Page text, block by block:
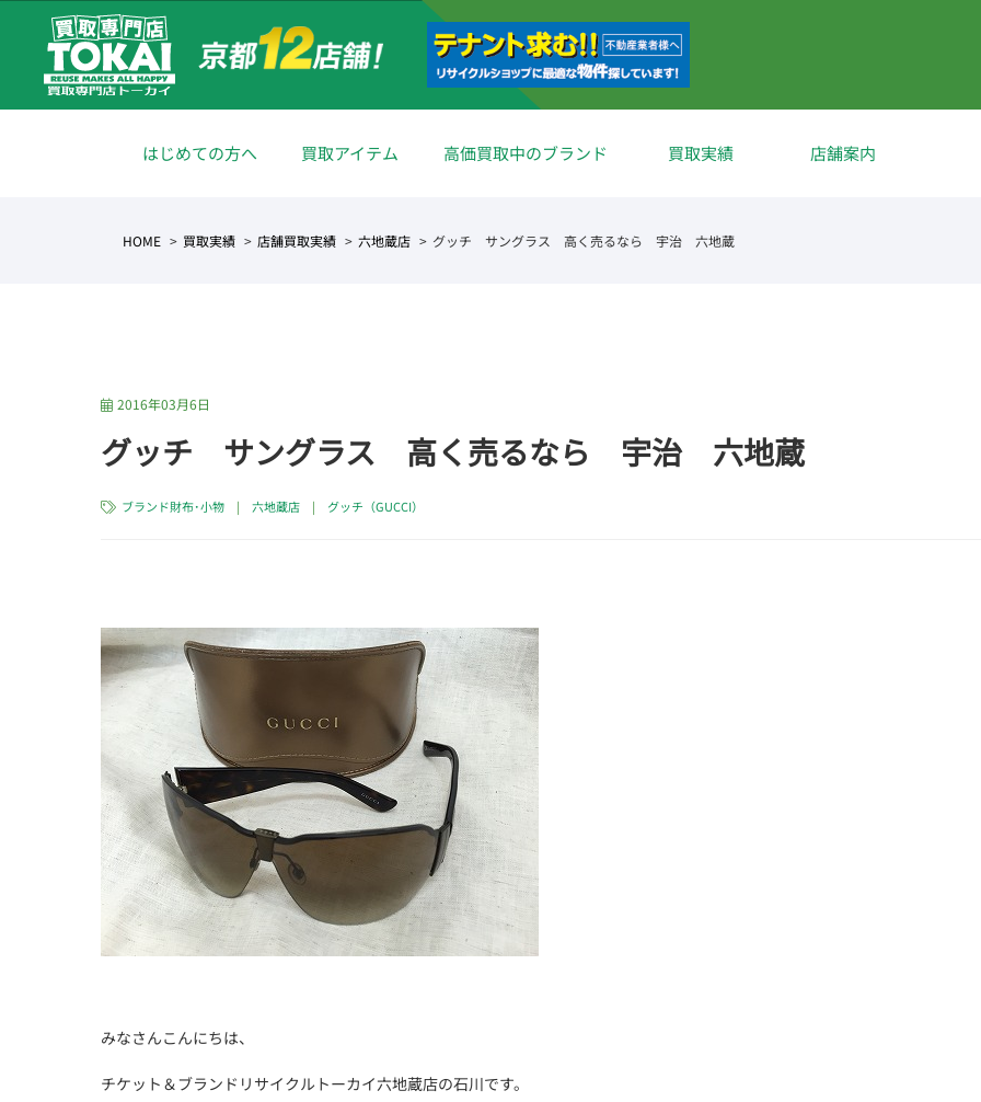
はじめての方へ 買取アイテム 高価買取中のブランド 買取実績 店舗案内
HOME 買取実績 店舗買取実績 六地蔵店 グッチ サングラス 高く売るなら 宇治 六地蔵
2016年03月6日
グッチ サングラス 高く売るなら 宇治 六地蔵
ブランド財布･小物 |六地蔵店 | グッチ（GUCCI）
みなさんこんにちは、
チケット＆ブランドリサイクルトーカイ六地蔵店の石川です。